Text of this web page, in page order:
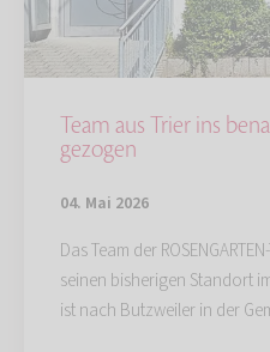
Team aus Trier ins
gezogen
04. Mai 2026
Das Team der
seinen bisherigen Standort
ist nach Butzweiler in der